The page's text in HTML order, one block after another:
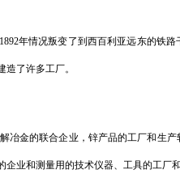
年情况叛变了到西百利亚远东的铁
了许多工厂。
金的联合企业，锌产品的工厂和生
业和测量用的技术仪器、工具的工厂和